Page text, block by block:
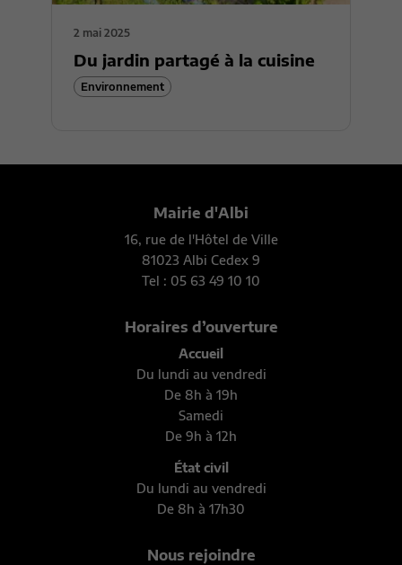
2 mai 2025
Du jardin partagé à la cuisine
Environnement
Mairie d'Albi
16, rue de l'Hôtel de Ville
81023 Albi Cedex 9
Tel : 05 63 49 10 10
Horaires d’ouverture
Accueil
Du lundi au vendredi
De 8h à 19h
Samedi
De 9h à 12h
État civil
Du lundi au vendredi
De 8h à 17h30
Nous rejoindre